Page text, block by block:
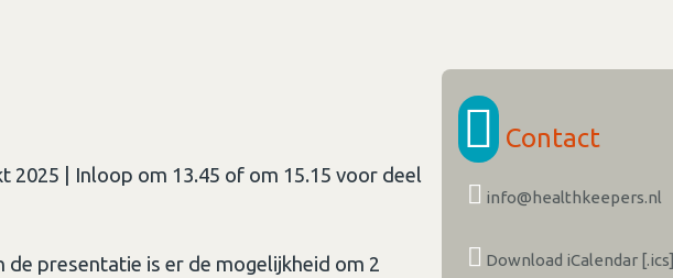
2025 | Inloop om 13.45 of om 15.15 voor deel
de presentatie is er de mogelijkheid om 2
Contact
info@healthkeepers.nl
Download iCalendar [.ics]